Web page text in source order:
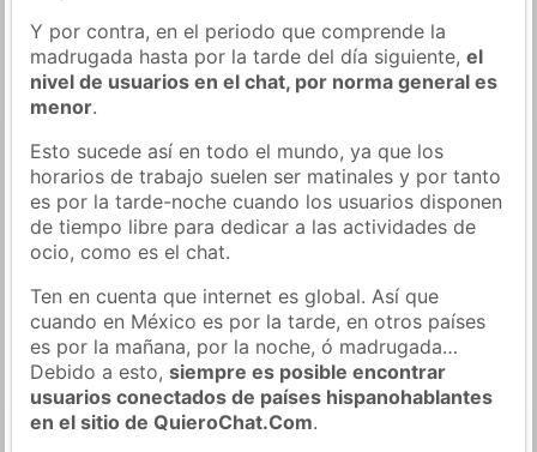
Y por contra, en el periodo que comprende la
madrugada hasta por la tarde del día siguiente,el
nivel de usuarios en el chat, por norma general es
menor.
Esto sucede así en todo el mundo, ya que los
horarios de trabajo suelen ser matinales y por tanto
es por la tarde-noche cuando los usuarios disponen
de tiempo libre para dedicar a las actividades de
ocio, como es el chat.
Ten en cuenta que internet es global. Así que
cuando en México es por la tarde, en otros países
es por la mañana, por la noche, ó madrugada…
Debido a esto,siempre es posible encontrar
usuarios conectados de países hispanohablantes
en el sitio de QuieroChat.Com.